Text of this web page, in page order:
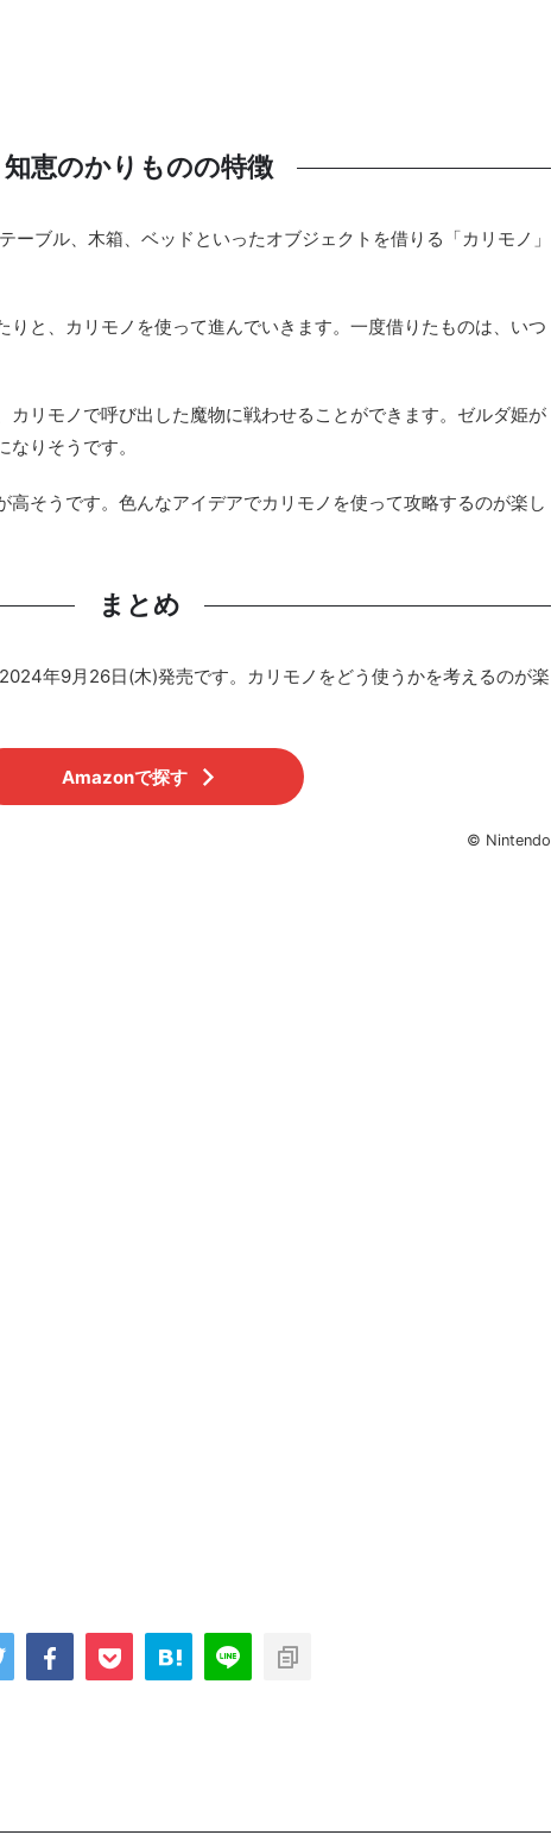
知恵のかりものの特徴
ーブル、木箱、ベッドといったオブジェクトを借りる「カリモノ」
りと、カリモノを使って進んでいきます。一度借りたものは、いつ
カリモノで呼び出した魔物に戦わせることができます。ゼルダ姫が
りそうです。
高そうです。色んなアイデアでカリモノを使って攻略するのが楽し
まとめ
年9月26日(木)発売です。カリモノをどう使うかを考えるのが楽
Amazonで探す
© Nintendo